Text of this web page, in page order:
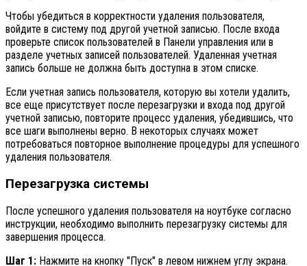
Чтобы убедиться в корректности удаления пользователя,
войдите в систему под другой учетной записью. После входа
проверьте список пользователей в Панели управления или в
разделе учетных записей пользователей. Удаленная учетная
запись больше не должна быть доступна в этом списке.
Если учетная запись пользователя, которую вы хотели удалить,
все еще присутствует после перезагрузки и входа под другой
учетной записью, повторите процесс удаления, убедившись, что
все шаги выполнены верно. В некоторых случаях может
потребоваться повторное выполнение процедуры для успешного
удаления пользователя.
Перезагрузка системы
После успешного удаления пользователя на ноутбуке согласно
инструкции, необходимо выполнить перезагрузку системы для
завершения процесса.
Шаг 1: Нажмите на кнопку "Пуск" в левом нижнем углу экрана.